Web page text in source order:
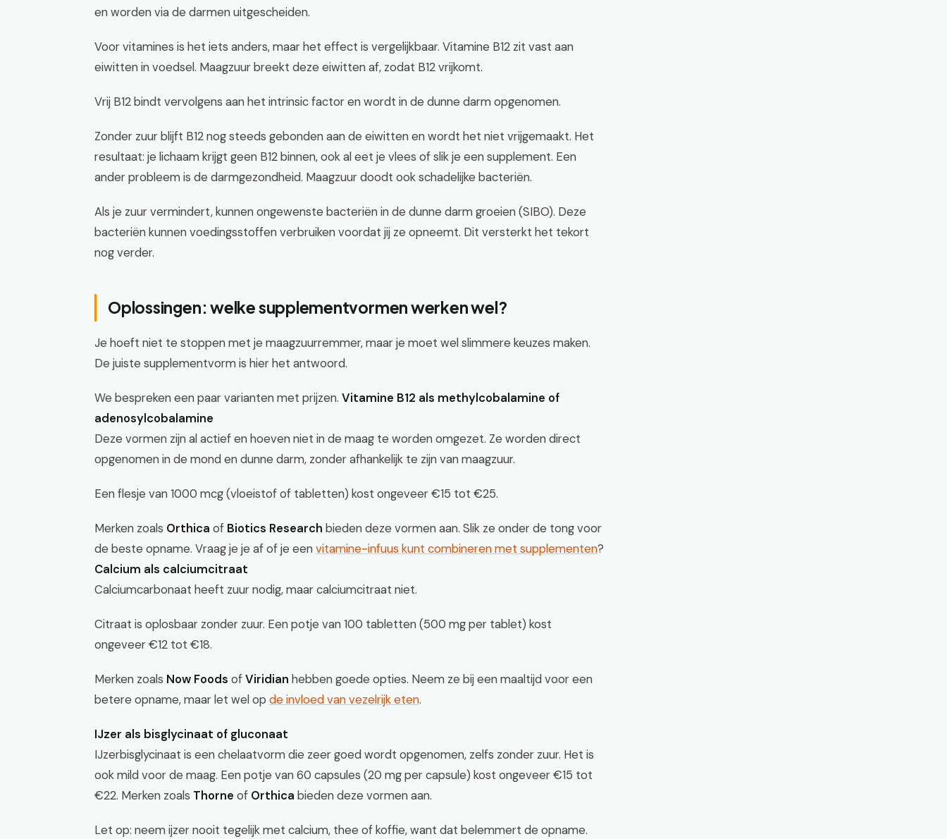
en worden via de darmen uitgescheiden.
Voor vitamines is het iets anders, maar het effect is vergelijkbaar. Vitamine B12 zit vast aan
eiwitten in voedsel. Maagzuur breekt deze eiwitten af, zodat B12 vrijkomt.
Vrij B12 bindt vervolgens aan het intrinsic factor en wordt in de dunne darm opgenomen.
Zonder zuur blijft B12 nog steeds gebonden aan de eiwitten en wordt het niet vrijgemaakt. Het
resultaat: je lichaam krijgt geen B12 binnen, ook al eet je vlees of slik je een supplement. Een
ander probleem is de darmgezondheid. Maagzuur doodt ook schadelijke bacteriën.
Als je zuur vermindert, kunnen ongewenste bacteriën in de dunne darm groeien (SIBO). Deze
bacteriën kunnen voedingsstoffen verbruiken voordat jij ze opneemt. Dit versterkt het tekort
nog verder.
Oplossingen: welke supplementvormen werken wel?
Je hoeft niet te stoppen met je maagzuurremmer, maar je moet wel slimmere keuzes maken.
De juiste supplementvorm is hier het antwoord.
We bespreken een paar varianten met prijzen. Vitamine B12 als methylcobalamine of
adenosylcobalamine
Deze vormen zijn al actief en hoeven niet in de maag te worden omgezet. Ze worden direct
opgenomen in de mond en dunne darm, zonder afhankelijk te zijn van maagzuur.
Een flesje van 1000 mcg (vloeistof of tabletten) kost ongeveer €15 tot €25.
Merken zoals Orthica of Biotics Research bieden deze vormen aan. Slik ze onder de tong voor
de beste opname. Vraag je je af of je eenvitamine-infuus kunt combineren met supplementen?
Calcium als calciumcitraat
Calciumcarbonaat heeft zuur nodig, maar calciumcitraat niet.
Citraat is oplosbaar zonder zuur. Een potje van 100 tabletten (500 mg per tablet) kost
ongeveer €12 tot €18.
Merken zoals Now Foods ofViridian hebben goede opties. Neem ze bij een maaltijd voor een
betere opname, maar let wel op de invloed van vezelrijk eten.
IJzer als bisglycinaat of gluconaat
IJzerbisglycinaat is een chelaatvorm die zeer goed wordt opgenomen, zelfs zonder zuur. Het is
ook mild voor de maag. Een potje van 60 capsules (20 mg per capsule) kost ongeveer €15 tot
€22. Merken zoals Thorne of Orthica bieden deze vormen aan.
Let op: neem ijzer nooit tegelijk met calcium, thee of koffie, want dat belemmert de opname.